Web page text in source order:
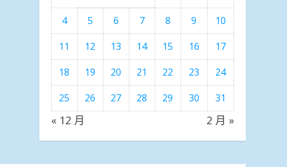
4
5 6 7 8 9
10
11
12 13 14 15 16
17
18
19 20 21 22 23
24
25
26 27 28 29 30 31
« 12 月 2 月 »